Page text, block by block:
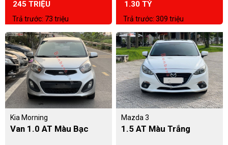
245 TRIỆU
Trả trước: 73 triệu
1.30 TỶ
Trả trước: 309 triệu
Kia Morning
Van 1.0 AT Màu Bạc
Mazda 3
1.5 AT Màu Trắng